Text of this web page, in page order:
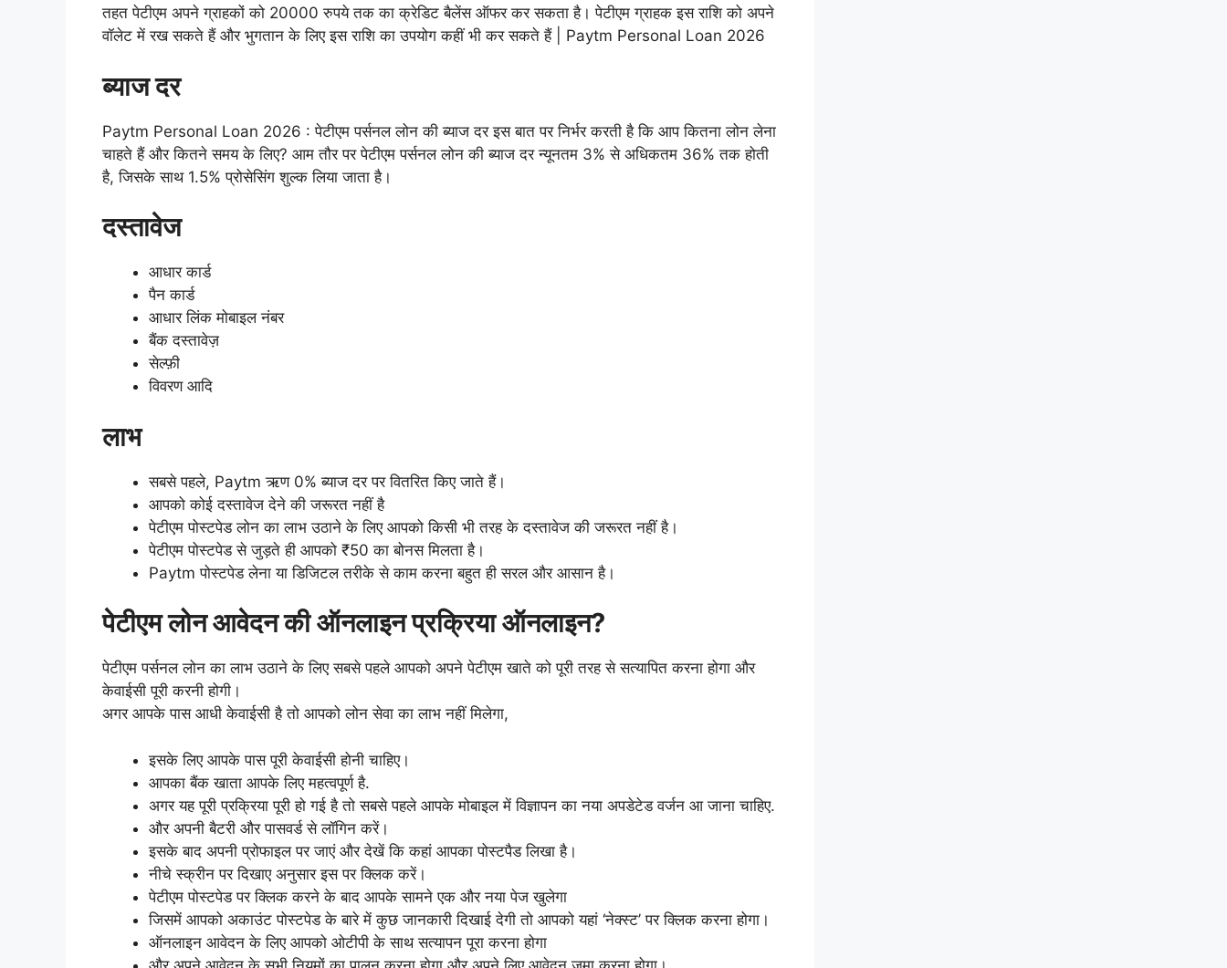
तहत पेटीएम अपने ग्राहकों को 20000 रुपये तक का क्रेडिट बैलेंस ऑफर कर सकता है। पेटीएम ग्राहक इस राशि को अपने
वॉलेट में रख सकते हैं और भुगतान के लिए इस राशि का उपयोग कहीं भी कर सकते हैं | Paytm Personal Loan 2026
ब्याज दर
Paytm Personal Loan 2026 : पेटीएम पर्सनल लोन की ब्याज दर इस बात पर निर्भर करती है कि आप कितना लोन लेना
चाहते हैं और कितने समय के लिए? आम तौर पर पेटीएम पर्सनल लोन की ब्याज दर न्यूनतम 3% से अधिकतम 36% तक होती
है, जिसके साथ 1.5% प्रोसेसिंग शुल्क लिया जाता है।
दस्तावेज
आधार कार्ड
पैन कार्ड
आधार लिंक मोबाइल नंबर
बैंक दस्तावेज़
सेल्फ़ी
विवरण आदि
लाभ
सबसे पहले, Paytm ऋण 0% ब्याज दर पर वितरित किए जाते हैं।
आपको कोई दस्तावेज देने की जरूरत नहीं है
पेटीएम पोस्टपेड लोन का लाभ उठाने के लिए आपको किसी भी तरह के दस्तावेज की जरूरत नहीं है।
पेटीएम पोस्टपेड से जुड़ते ही आपको ₹50 का बोनस मिलता है।
Paytm पोस्टपेड लेना या डिजिटल तरीके से काम करना बहुत ही सरल और आसान है।
पेटीएम लोन आवेदन की ऑनलाइन प्रक्रिया ऑनलाइन?
पेटीएम पर्सनल लोन का लाभ उठाने के लिए सबसे पहले आपको अपने पेटीएम खाते को पूरी तरह से सत्यापित करना होगा और
केवाईसी पूरी करनी होगी।
अगर आपके पास आधी केवाईसी है तो आपको लोन सेवा का लाभ नहीं मिलेगा,
इसके लिए आपके पास पूरी केवाईसी होनी चाहिए।
आपका बैंक खाता आपके लिए महत्वपूर्ण है.
अगर यह पूरी प्रक्रिया पूरी हो गई है तो सबसे पहले आपके मोबाइल में विज्ञापन का नया अपडेटेड वर्जन आ जाना चाहिए.
और अपनी बैटरी और पासवर्ड से लॉगिन करें।
इसके बाद अपनी प्रोफाइल पर जाएं और देखें कि कहां आपका पोस्टपैड लिखा है।
नीचे स्क्रीन पर दिखाए अनुसार इस पर क्लिक करें।
पेटीएम पोस्टपेड पर क्लिक करने के बाद आपके सामने एक और नया पेज खुलेगा
जिसमें आपको अकाउंट पोस्टपेड के बारे में कुछ जानकारी दिखाई देगी तो आपको यहां ‘नेक्स्ट’ पर क्लिक करना होगा।
ऑनलाइन आवेदन के लिए आपको ओटीपी के साथ सत्यापन पूरा करना होगा